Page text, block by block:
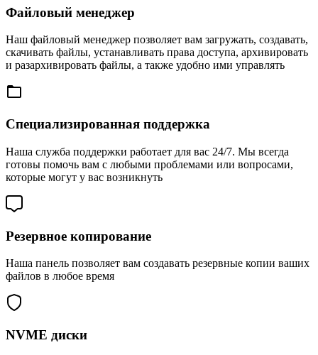
Файловый менеджер
Наш файловый менеджер позволяет вам загружать, создавать,
скачивать файлы, устанавливать права доступа, архивировать
и разархивировать файлы, а также удобно ими управлять
Специализированная поддержка
Наша служба поддержки работает для вас 24/7. Мы всегда
готовы помочь вам с любыми проблемами или вопросами,
которые могут у вас возникнуть
Резервное копирование
Наша панель позволяет вам создавать резервные копии ваших
файлов в любое время
NVME диски